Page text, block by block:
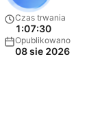
Czas trwania
1:07:30
Opublikowano
08 sie 2026